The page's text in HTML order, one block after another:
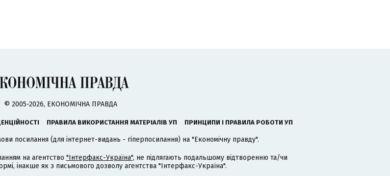
© 2005-2026, ЕКОНОМІЧНА ПРАВДА
ПРАВИЛА ВИКОРИСТАННЯ МАТЕРІАЛІВ УП ПРИНЦИПИ І ПРАВИЛА РОБОТИ УП
посилання (для інтернет-видань - гіперпосилання) на "Економічну правду".
на агентство "Інтерфакс-Україна", не підлягають подальшому відтворенню та/чи
інакше як з письмового дозволу агентства "Інтерфакс-Україна".